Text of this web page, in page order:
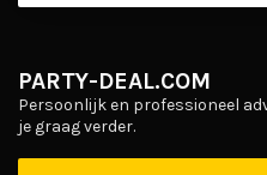
PARTY-DEAL.COM
Persoonlijk en professioneel
je graag verder.